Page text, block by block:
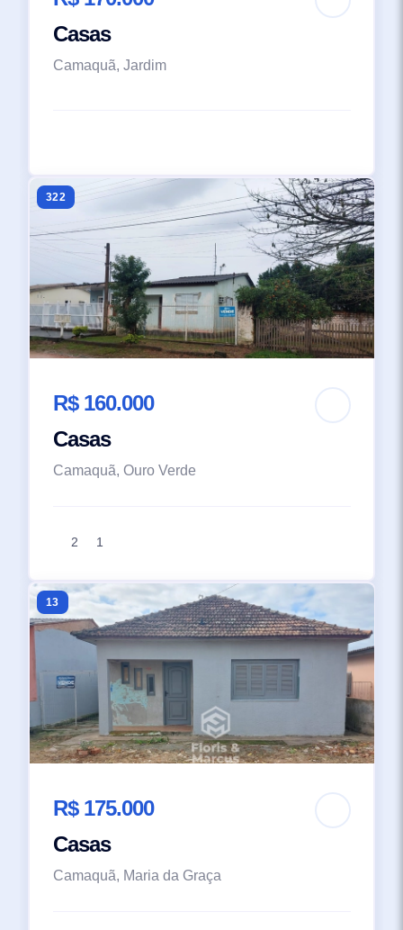
Casas
Camaquã, Jardim
322
R$ 160.000
Casas
Camaquã, Ouro Verde
2 1
13
R$ 175.000
Casas
Camaquã, Maria da Graça